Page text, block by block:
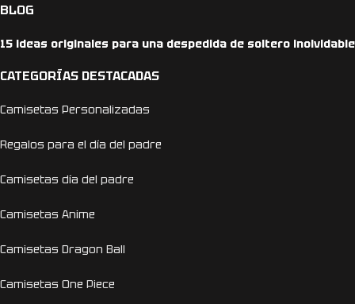
BLOG
15 ideas originales para una despedida de soltero inolvidable
CATEGORÍAS DESTACADAS
Camisetas Personalizadas
Regalos para el día del padre
Camisetas día del padre
Camisetas Anime
Camisetas Dragon Ball
Camisetas One Piece